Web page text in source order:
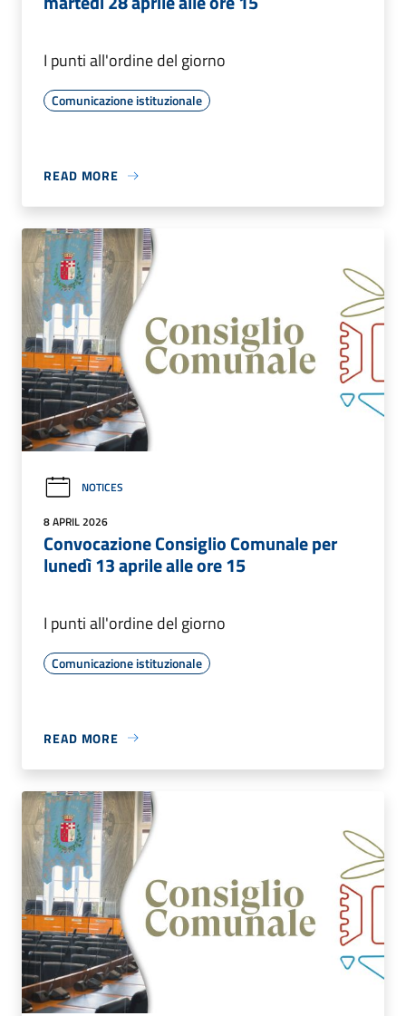
I punti all'ordine del giorno
Comunicazione istituzionale
READ MORE
NOTICES
8 APRIL 2026
Convocazione Consiglio Comunale per
lunedì 13 aprile alle ore 15
I punti all'ordine del giorno
Comunicazione istituzionale
READ MORE